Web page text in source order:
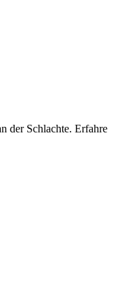
der Schlachte. Erfahre